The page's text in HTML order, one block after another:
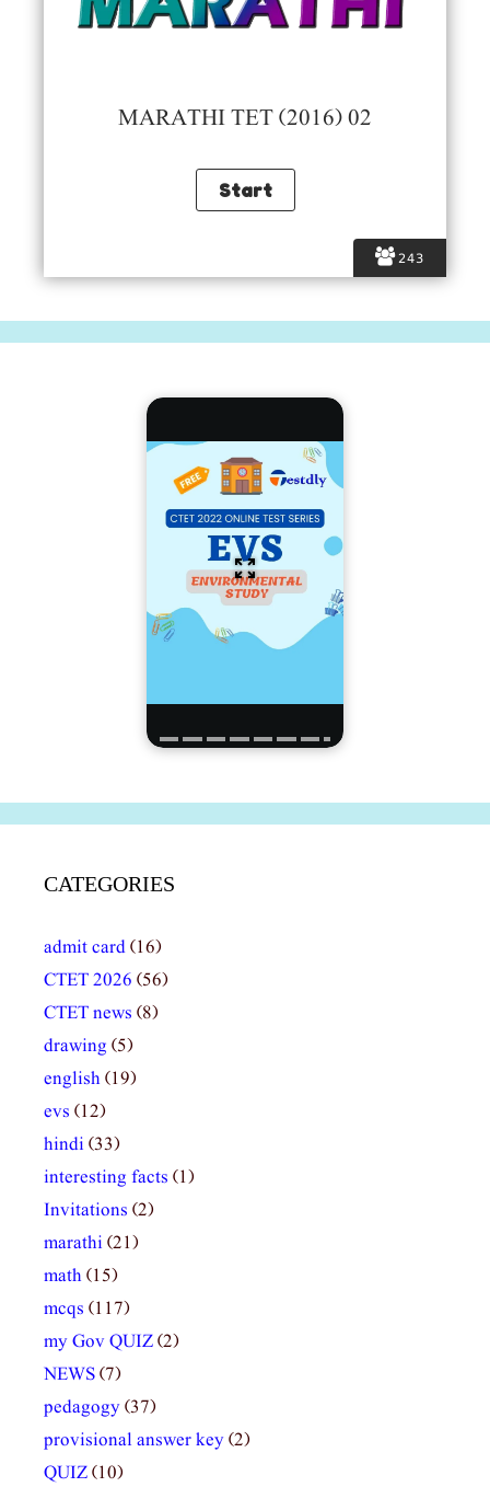
243
MARATHI TET (2016) 02
CATEGORIES
admit card(16)
CTET 2026 (56)
CTET news (8)
drawing (5)
english(19)
evs (12)
hindi(33)
interesting facts (1)
Invitations (2)
marathi(21)
math(15)
mcqs (117)
my Gov QUIZ(2)
NEWS(7)
pedagogy(37)
provisional answer key(2)
QUIZ(10)